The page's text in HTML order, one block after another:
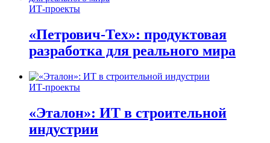
ИТ-проекты
«Петрович-Тех»: продуктовая
разработка для реального мира
ИТ-проекты
«Эталон»: ИТ в строительной
индустрии